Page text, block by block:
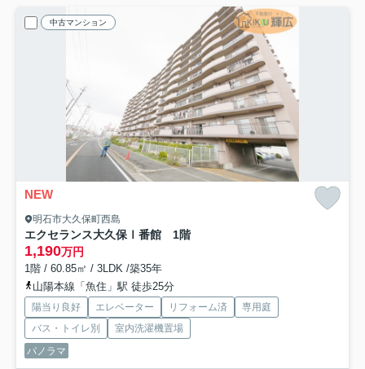
中古マンション
NEW
明石市大久保町西島
エクセランス大久保Ⅰ番館 1階
1,190万円
1階 / 60.85㎡ / 3LDK /築35年
山陽本線「魚住」駅 徒歩25分
陽当り良好 エレベーター リフォーム済
専用庭
バス・トイレ別
室内洗濯機置場
パノラマ